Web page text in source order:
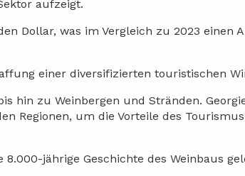
aufzeigt.
Dollar, was im Vergleich zu 2023 einen
einer diversifizierten touristischen
hin zu Weinbergen und Stränden.
Regionen, um die Vorteile des Tourismus
jährige Geschichte des Weinbaus